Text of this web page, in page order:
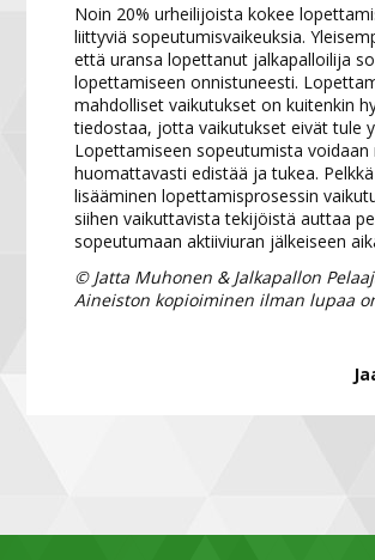
Noin 20% urheilijoista kokee
liittyviä sopeutumisvaikeuksia.
että uransa lopettanut jalkapalloilija
lopettamiseen onnistuneesti.
mahdolliset vaikutukset on kuitenkin
tiedostaa, jotta vaikutukset eivät tule
Lopettamiseen sopeutumista voidaan
huomattavasti edistää ja tukea.
lisääminen lopettamisprosessin
siihen vaikuttavista tekijöistä auttaa
sopeutumaan aktiiviuran jälkeiseen
© Jatta Muhonen & Jalkapallon
Aineiston kopioiminen ilman lupaa